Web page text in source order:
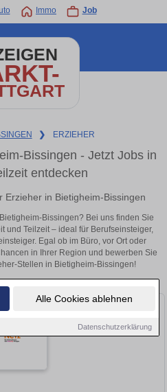
Alle Cookies ablehnen
Datenschutzerklärung
Immo Job
❯ ERZIEHER
Bissingen - Jetzt Jobs in
entdecken
Erzieher in Bietigheim-Bissingen
Bissingen? Bei uns finden Sie
und Teilzeit – ideal für Berufseinsteiger,
Egal ob im Büro, vor Ort oder
in Ihrer Region und bewerben Sie
Stellen in Bietigheim-Bissingen!